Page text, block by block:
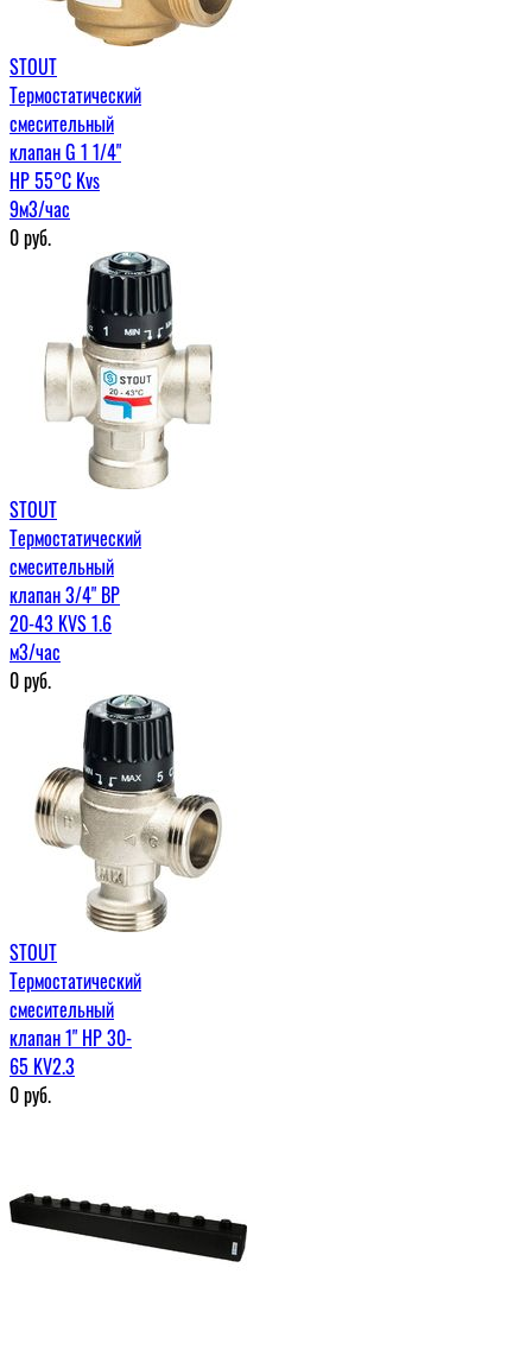
STOUT
Термостатический
смесительный
клапан G 1 1/4"
НР 55°С Kvs
9м3/час
0руб.
STOUT
Термостатический
смесительный
клапан 3/4" ВР
20-43 KVS 1.6
м3/час
0руб.
STOUT
Термостатический
смесительный
клапан 1" НР 30-
65 KV2.3
0руб.